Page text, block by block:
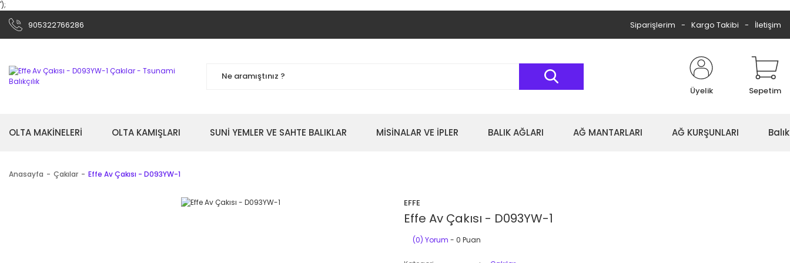
');
905322766286 Siparişlerim Kargo Takibi İletişim
Üyelik Sepetim
OLTA MAKİNELERİ OLTA KAMIŞLARI SUNİ YEMLER VE SAHTE BALIKLAR MİSİNALAR VE İPLER BALIK AĞLARI AĞ MANTARLARI AĞ KURŞUNLARI
Anasayfa Çakılar Effe Av Çakısı - D093YW-1
EFFE
Effe Av Çakısı - D093YW-1
(0) Yorum - 0 Puan